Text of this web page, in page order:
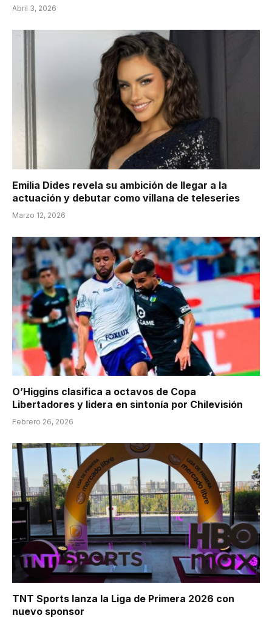
Abril 3, 2026
Emilia Dides revela su ambición de llegar a la
actuación y debutar como villana de teleseries
Marzo 12, 2026
O’Higgins clasifica a octavos de Copa
Libertadores y lidera en sintonía por Chilevisión
Febrero 26, 2026
TNT Sports lanza la Liga de Primera 2026 con
nuevo sponsor